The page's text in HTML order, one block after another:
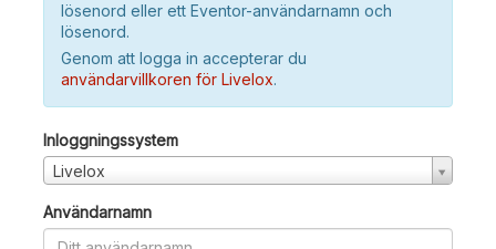
lösenord eller ett Eventor-användarnamn och
lösenord.
Genom att logga in accepterar du
användarvillkoren för Livelox.
Inloggningssystem
Livelox
Användarnamn